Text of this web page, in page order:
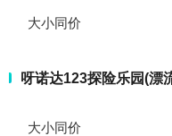
大小同价
呀诺达123探险乐园(漂
大小同价